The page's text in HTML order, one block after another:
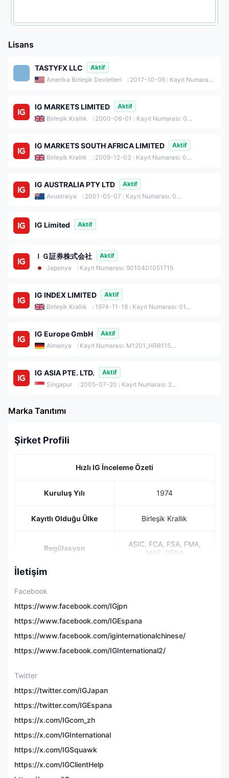
Lisans
TASTYFX LLC
Aktif
Amerika Birleşik Devletleri
2017-10-06 Kayıt Numarası: LLC_06238327
IG MARKETS LIMITED
Aktif
Birleşik Krallık
2000-06-01 Kayıt Numarası: 04008957
IG MARKETS SOUTH AFRICA LIMITED
Aktif
Birleşik Krallık
2009-12-03 Kayıt Numarası: 07094705
IG AUSTRALIA PTY LTD
Aktif
Avustralya
2001-05-07 Kayıt Numarası: 096585410
IG Limited Aktif
ＩＧ証券株式会社
Aktif
Japonya
Kayıt Numarası: 9010401051715
IG INDEX LIMITED
Aktif
Birleşik Krallık
1974-11-18 Kayıt Numarası: 01190902
IG Europe GmbH
Aktif
Almanya
Kayıt Numarası: M1201_HRB115624
IG ASIA PTE. LTD.
Aktif
Singapur
2005-07-20 Kayıt Numarası: 200510021K
Marka Tanıtımı
Şirket Profili
Hızlı IG İnceleme Özeti
Kuruluş Yılı 1974
Kayıtlı Olduğu Ülke Birleşik Krallık
Regülasyon
ASIC, FCA, FSA, FMA,
MAS, DFSA
Piyasa Enstrümanları
Minimum Yatırım $0
EUR/USD Spread
İşlem Platformu
Kopya İşlem
İletişim
Facebook
https://www.facebook.com/IGjpn
https://www.facebook.com/IGEspana
https://www.facebook.com/iginternationalchinese/
https://www.facebook.com/IGInternational2/
Twitter
https://twitter.com/IGJapan
https://twitter.com/IGEspana
https://x.com/IGcom_zh
https://x.com/IGInternational
https://x.com/IGSquawk
https://x.com/IGClientHelp